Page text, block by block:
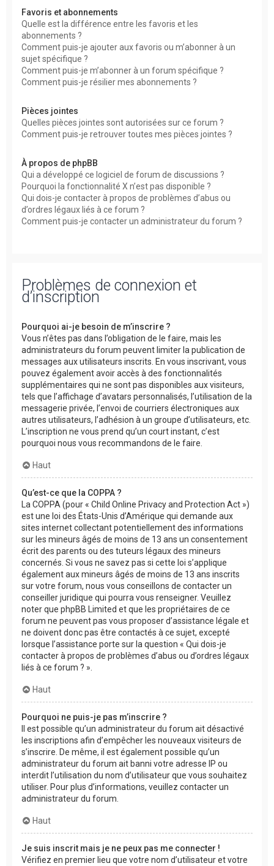
Favoris et abonnements
Quelle est la différence entre les favoris et les
abonnements ?
Comment puis-je ajouter aux favoris ou m’abonner à un
sujet spécifique ?
Comment puis-je m’abonner à un forum spécifique ?
Comment puis-je résilier mes abonnements ?
Pièces jointes
Quelles pièces jointes sont autorisées sur ce forum ?
Comment puis-je retrouver toutes mes pièces jointes ?
À propos de phpBB
Qui a développé ce logiciel de forum de discussions ?
Pourquoi la fonctionnalité X n’est pas disponible ?
Qui dois-je contacter à propos de problèmes d’abus ou
d’ordres légaux liés à ce forum ?
Comment puis-je contacter un administrateur du forum ?
Problèmes de connexion et
d’inscription
Pourquoi ai-je besoin de m’inscrire ?
Vous n’êtes pas dans l’obligation de le faire, mais les
administrateurs du forum peuvent limiter la publication de
messages aux utilisateurs inscrits. En vous inscrivant, vous
pouvez également avoir accès à des fonctionnalités
supplémentaires qui ne sont pas disponibles aux visiteurs,
tels que l’affichage d’avatars personnalisés, l’utilisation de la
messagerie privée, l’envoi de courriers électroniques aux
autres utilisateurs, l’adhésion à un groupe d’utilisateurs, etc.
L’inscription ne vous prend qu’un court instant, c’est
pourquoi nous vous recommandons de le faire.
Haut
Qu’est-ce que la COPPA ?
La COPPA (pour « Child Online Privacy and Protection Act »)
est une loi des États-Unis d’Amérique qui demande aux
sites internet collectant potentiellement des informations
sur les mineurs âgés de moins de 13 ans un consentement
écrit des parents ou des tuteurs légaux des mineurs
concernés. Si vous ne savez pas si cette loi s’applique
également aux mineurs âgés de moins de 13 ans inscrits
sur votre forum, nous vous conseillons de contacter un
conseiller juridique qui pourra vous renseigner. Veuillez
noter que phpBB Limited et que les propriétaires de ce
forum ne peuvent pas vous proposer d’assistance légale et
ne doivent donc pas être contactés à ce sujet, excepté
lorsque l’assistance porte sur la question « Qui dois-je
contacter à propos de problèmes d’abus ou d’ordres légaux
liés à ce forum ? ».
Haut
Pourquoi ne puis-je pas m’inscrire ?
Il est possible qu’un administrateur du forum ait désactivé
les inscriptions afin d’empêcher les nouveaux visiteurs de
s’inscrire. De même, il est également possible qu’un
administrateur du forum ait banni votre adresse IP ou
interdit l’utilisation du nom d’utilisateur que vous souhaitez
utiliser. Pour plus d’informations, veuillez contacter un
administrateur du forum.
Haut
Je suis inscrit mais je ne peux pas me connecter !
Vérifiez en premier lieu que votre nom d’utilisateur et votre